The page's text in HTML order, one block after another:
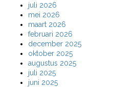
juli 2026
mei 2026
maart 2026
februari 2026
december 2025
oktober 2025
augustus 2025
juli 2025
juni 2025